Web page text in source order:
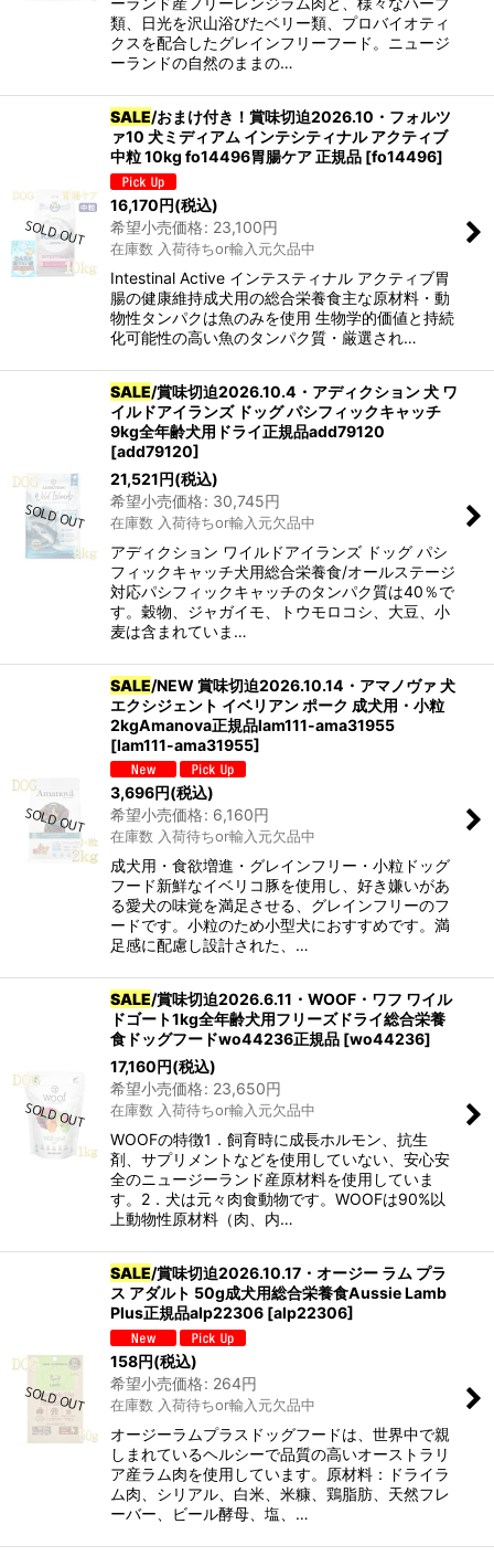
類、日光を沢山浴びたベリー類、プロバイオティ
クスを配合したグレインフリーフード。ニュージ
ーランドの自然のままの…
SALE/おまけ付き！賞味切迫2026.10・フォルツ
ァ10 犬ミディアム インテシティナル アクティブ
中粒 10kg fo14496胃腸ケア 正規品 [fo14496]
16,170円(税込)
希望小売価格: 23,100円
在庫数 入荷待ちor輸入元欠品中
Intestinal Active インテスティナル アクティブ胃
腸の健康維持成犬用の総合栄養食主な原材料・動
物性タンパクは魚のみを使用 生物学的価値と持続
化可能性の高い魚のタンパク質・厳選され…
SALE/賞味切迫2026.10.4・アディクション 犬 ワ
イルドアイランズ ドッグ パシフィックキャッチ
9kg全年齢犬用ドライ正規品add79120
[add79120]
21,521円(税込)
希望小売価格: 30,745円
在庫数 入荷待ちor輸入元欠品中
アディクション ワイルドアイランズ ドッグ パシ
フィックキャッチ犬用総合栄養食/オールステージ
対応パシフィックキャッチのタンパク質は40％で
す。穀物、ジャガイモ、トウモロコシ、大豆、小
麦は含まれていま…
SALE/NEW 賞味切迫2026.10.14・アマノヴァ 犬
エクシジェント イベリアン ポーク 成犬用・小粒
2kgAmanova正規品lam111-ama31955
[lam111-ama31955]
3,696円(税込)
希望小売価格: 6,160円
在庫数 入荷待ちor輸入元欠品中
成犬用・食欲増進・グレインフリー・小粒ドッグ
フード新鮮なイベリコ豚を使用し、好き嫌いがあ
る愛犬の味覚を満足させる、グレインフリーのフ
ードです。小粒のため小型犬におすすめです。満
足感に配慮し設計された、…
SALE/賞味切迫2026.6.11・WOOF・ワフ ワイル
ドゴート1kg全年齢犬用フリーズドライ総合栄養
食ドッグフードwo44236正規品 [wo44236]
17,160円(税込)
希望小売価格: 23,650円
在庫数 入荷待ちor輸入元欠品中
WOOFの特徴1．飼育時に成長ホルモン、抗生
剤、サプリメントなどを使用していない、安心安
全のニュージーランド産原材料を使用していま
す。2．犬は元々肉食動物です。WOOFは90%以
上動物性原材料（肉、内…
SALE/賞味切迫2026.10.17・オージー ラム プラ
ス アダルト 50g成犬用総合栄養食Aussie Lamb
Plus正規品alp22306 [alp22306]
158円(税込)
希望小売価格: 264円
在庫数 入荷待ちor輸入元欠品中
オージーラムプラスドッグフードは、世界中で親
しまれているヘルシーで品質の高いオーストラリ
ア産ラム肉を使用しています。原材料：ドライラ
ム肉、シリアル、白米、米糠、鶏脂肪、天然フレ
ーバー、ビール酵母、塩、…